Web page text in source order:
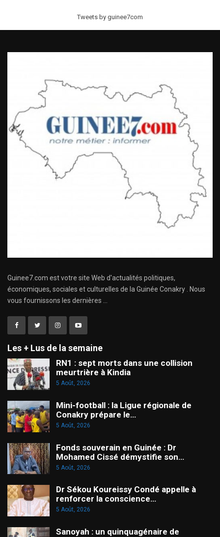
Tweets by guinee7com
Guinee7.com est votre site Web d'actualités politiques,
économiques, sociales et culturelles de la Guinée Conakry . Nous
vous fournissons les dernières ...
Les + Lus de la semaine
RN1 : sept morts dans une collision
meurtrière à Kindia
5 Août, 2026
Mini-football : la Ligue régionale de
Conakry prépare le…
5 Août, 2026
Fonds souverain en Guinée : Dr
Mohamed Cissé démystifie son…
5 Août, 2026
Dr Sékou Koureissy Condé appelle à
renforcer la conscience…
5 Août, 2026
Sanoyah : un quinquagénaire de